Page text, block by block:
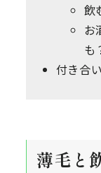
飲
お
も
付き合
薄毛と